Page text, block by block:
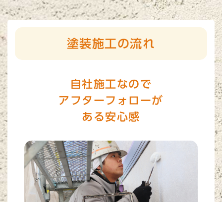
塗装施工の流れ
自社施工なので
アフターフォローが
ある安心感